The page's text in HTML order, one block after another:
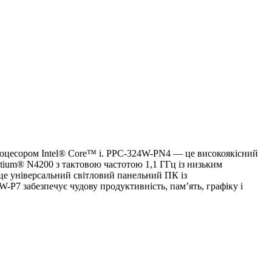
Intel® Core™ i. PPC-324W-PN4 — це високоякісний
N4200 з тактовою частотою 1,1 ГГц із низьким
універсальний світловий панельний ПК із
чудову продуктивність, пам’ять, графіку і